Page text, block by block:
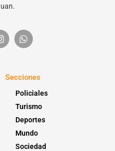
Secciones
Policiales
Turismo
Deportes
Mundo
Sociedad